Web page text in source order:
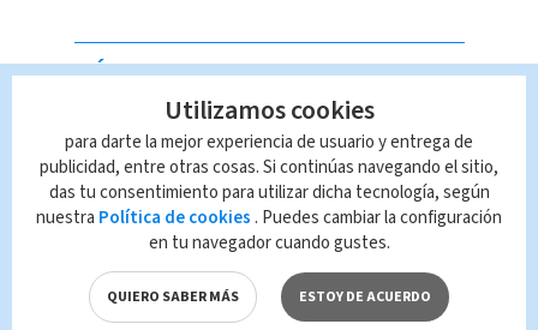
MÁS BUSCADO
Marcela Ugalde aclara que su estado de
salud es estable tras presentar una
infección en su recuperación
Multimedios
Dos homicidios simultáneos sacuden
Barranca este fin de semana
Multimedios
Utilizamos cookies
para darte la mejor experiencia de usuario y entrega de
publicidad, entre otras cosas. Si continúas navegando el sitio,
das tu consentimiento para utilizar dicha tecnología, según
nuestra Política de cookies . Puedes cambiar la configuración
en tu navegador cuando gustes.
QUIERO SABER MÁS ESTOY DE ACUERDO